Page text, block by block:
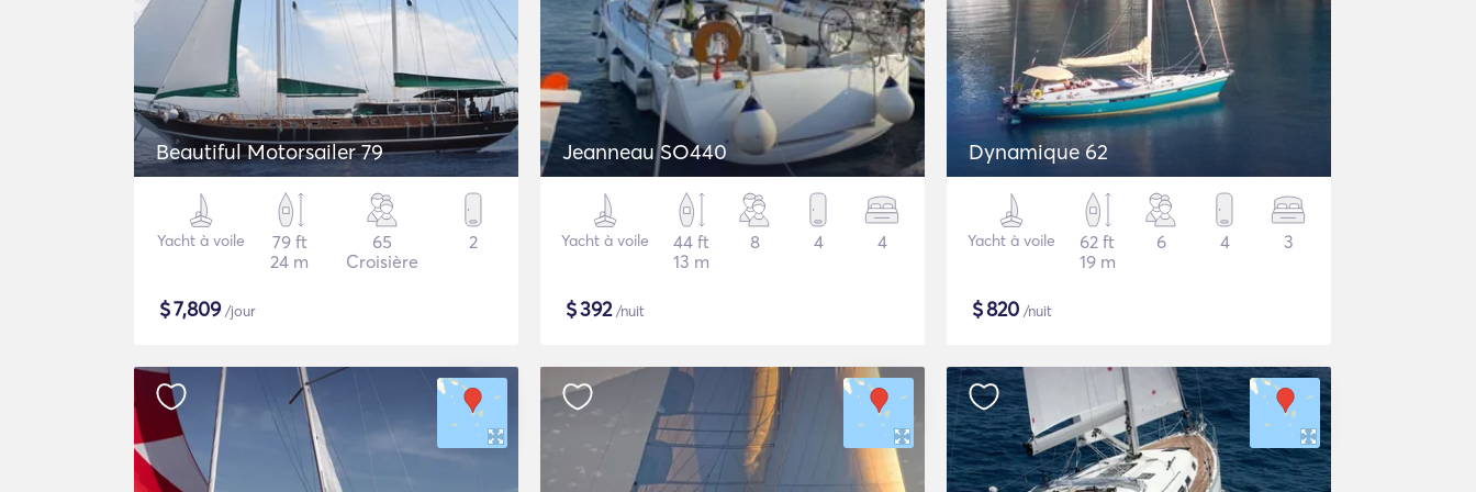
Beautiful Motorsailer 79
Yacht à voile
79 ft
24 m
65
Croisière
2
$7,809/jour
Jeanneau SO440
Yacht à voile
44 ft
13 m
8 4 4
$392/nuit
Dynamique 62
Yacht à voile
62 ft
19 m
6 4 3
$820 /nuit